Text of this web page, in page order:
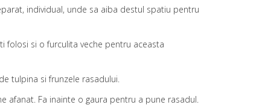
individual, unde sa aiba destul spatiu pentru
folosi si o furculita veche pentru aceasta
tulpina si frunzele rasadului.
afanat. Fa inainte o gaura pentru a pune rasadul.